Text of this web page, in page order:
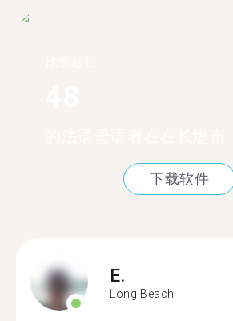
下载软件
E.
Long Beach